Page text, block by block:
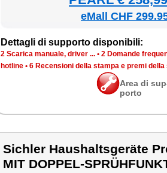
eMall CHF
Det­ta­gli di sup­por­to di­spo­ni­bi­li:
2 Sca­ri­ca ma­nua­le, dri­ver ... • 2 Do­man­de
ho­tli­ne • 6 Re­cen­sio­ni del­la stam­pa e pre­mi del­la
Area di
por­to
Sichler Haushaltsgeräte
MIT DOPPEL-